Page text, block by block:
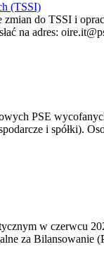
(TSSI)
do TSSI i
na adres:
PSE
i spółki).
w czerwcu
za